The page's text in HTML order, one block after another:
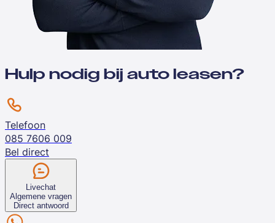
Hulp nodig bij auto leasen?
Telefoon
085 7606 009
Bel direct
Livechat
Algemene vragen
Direct antwoord